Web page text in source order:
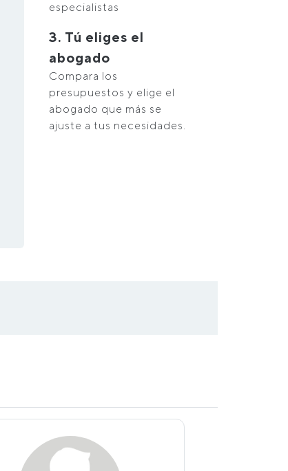
especialistas
3. Tú eliges el
abogado
Compara los
presupuestos y elige el
abogado que más se
ajuste a tus necesidades.